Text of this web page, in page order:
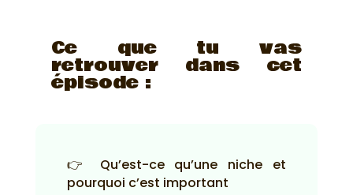
Ce que tu vas
retrouver dans cet
épisode :
👉 Qu’est-ce qu’une niche et
pourquoi c’est important